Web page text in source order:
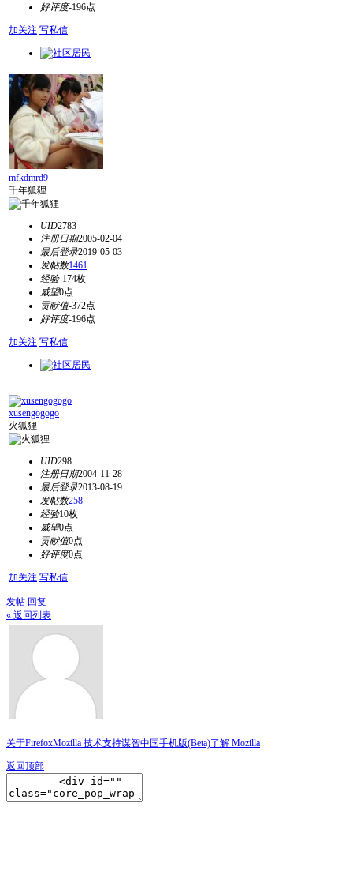
好评度-196点
加关注 写私信
mfkdmrd9
千年狐狸
UID2783
注册日期2005-02-04
最后登录2019-05-03
发帖数1461
经验-174枚
威望0点
贡献值-372点
好评度-196点
加关注 写私信
xusengogogo
火狐狸
UID298
注册日期2004-11-28
最后登录2013-08-19
发帖数258
经验10枚
威望0点
贡献值0点
好评度0点
加关注 写私信
发帖 回复
« 返回列表
关于FirefoxMozilla 技术支持谋智中国手机版(Beta)了解 Mozilla
返回顶部